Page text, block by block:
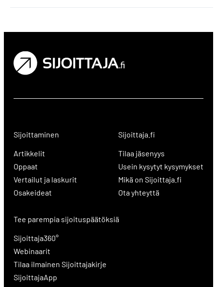
Sijoittaminen
Artikkelit
Oppaat
Vertailut ja laskurit
Osakeideat
Sijoittaja.fi
Tilaa jäsenyys
Usein kysytyt kysymykset
Mikä on Sijoittaja.fi
Ota yhteyttä
Tee parempia sijoituspäätöksiä
Sijoittaja360°
Webinaarit
Tilaa ilmainen Sijoittajakirje
SijoittajaApp